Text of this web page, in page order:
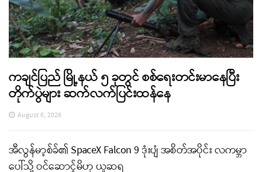
ကချင်ပြည် မြို့နယ် ၅ ခုတွင် စစ်ရေးတင်းမာနေပြီး
တိုက်ပွဲများ ဆက်လက်ပြင်းထန်နေ
August 6, 2026
အီလွန်မာ့စ်ခ်၏ SpaceX Falcon 9 ဒုံးပျံ အစိတ်အပိုင်း လကမ္ဘာ
ပေါ်သို့ ဝင်ဆောင့်မိဟု ယူဆရ